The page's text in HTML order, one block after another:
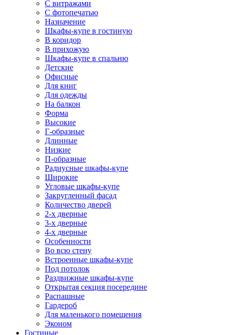
С витражами
С фотопечатью
Назначение
Шкафы-купе в гостиную
В коридор
В прихожую
Шкафы-купе в спальню
Детские
Офисные
Для книг
Для одежды
На балкон
Форма
Высокие
Г-образные
Длинные
Низкие
П-образные
Радиусные шкафы-купе
Широкие
Угловые шкафы-купе
Закругленный фасад
Количество дверей
2-х дверные
3-х дверные
4-х дверные
Особенности
Во всю стену
Встроенные шкафы-купе
Под потолок
Раздвижные шкафы-купе
Открытая секция посередине
Распашные
Гардероб
Для маленького помещения
Эконом
Гостиные